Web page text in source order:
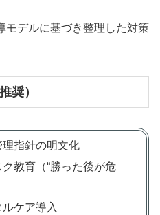
モデルに基づき整理した対策
奨）
指針の明文化
教育（“勝った後が危
ケア導入